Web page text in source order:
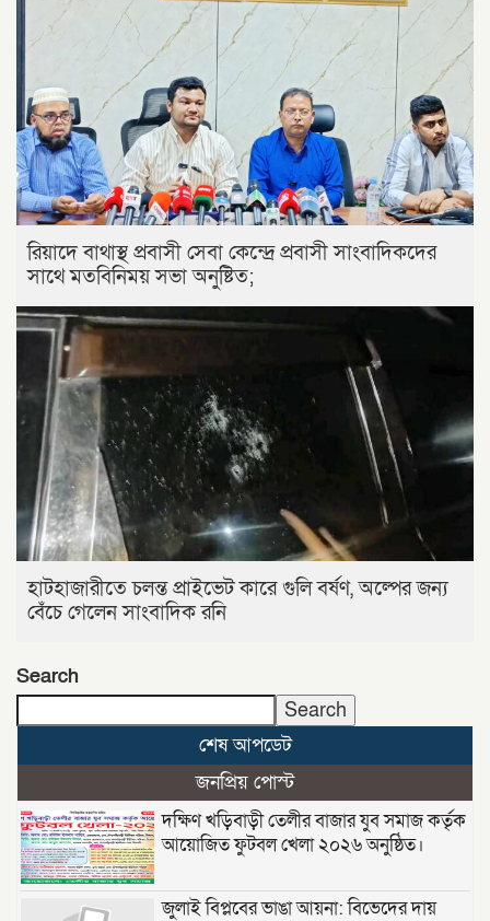
রিয়াদে বাথাস্থ প্রবাসী সেবা কেন্দ্রে প্রবাসী সাংবাদিকদের
সাথে মতবিনিময় সভা অনুষ্টিত;
হাটহাজারীতে চলন্ত প্রাইভেট কারে গুলি বর্ষণ, অল্পের জন্য
বেঁচে গেলেন সাংবাদিক রনি
Search
Search
শেষ আপডেট
জনপ্রিয় পোস্ট
দক্ষিণ খড়িবাড়ী তেলীর বাজার যুব সমাজ কর্তৃক
আয়োজিত ফুটবল খেলা ২০২৬ অনুষ্ঠিত।
জুলাই বিপ্লবের ভাঙা আয়না: বিভেদের দায়